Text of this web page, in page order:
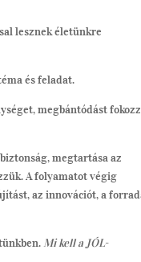
lesznek életünkre
és feladat.
megbántódást
megtartása az
A folyamatot végig
az innovációt, a
Mi kell a JÓL-